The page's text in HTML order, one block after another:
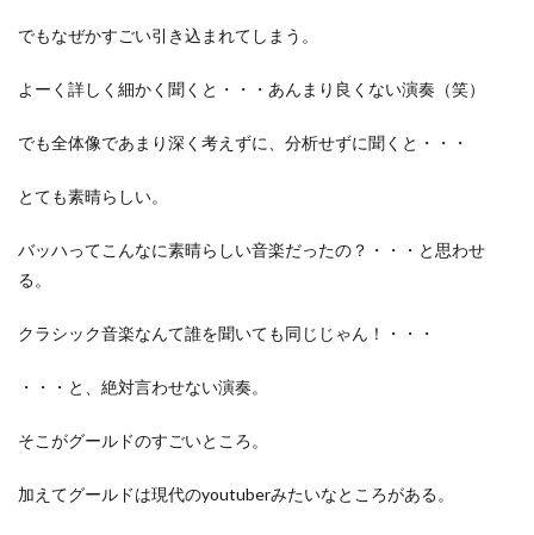
でもなぜかすごい引き込まれてしまう。
よーく詳しく細かく聞くと・・・あんまり良くない演奏（笑）
でも全体像であまり深く考えずに、分析せずに聞くと・・・
とても素晴らしい。
バッハってこんなに素晴らしい音楽だったの？・・・と思わせ
る。
クラシック音楽なんて誰を聞いても同じじゃん！・・・
・・・と、絶対言わせない演奏。
そこがグールドのすごいところ。
加えてグールドは現代のyoutuberみたいなところがある。